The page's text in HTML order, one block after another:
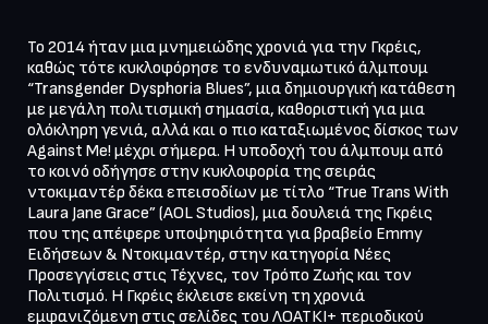
Το 2014 ήταν μια μνημειώδης χρονιά για την Γκρέις,
καθώς τότε κυκλοφόρησε το ενδυναμωτικό άλμπουμ
“Transgender Dysphoria Blues”, μια δημιουργική κατάθεση
με μεγάλη πολιτισμική σημασία, καθοριστική για μια
ολόκληρη γενιά, αλλά και ο πιο καταξιωμένος δίσκος των
Against Me! μέχρι σήμερα. Η υποδοχή του άλμπουμ από
το κοινό οδήγησε στην κυκλοφορία της σειράς
ντοκιμαντέρ δέκα επεισοδίων με τίτλο “True Trans With
Laura Jane Grace” (AOL Studios), μια δουλειά της Γκρέις
που της απέφερε υποψηφιότητα για βραβείο Emmy
Ειδήσεων & Ντοκιμαντέρ, στην κατηγορία Νέες
Προσεγγίσεις στις Τέχνες, τον Τρόπο Ζωής και τον
Πολιτισμό. Η Γκρέις έκλεισε εκείνη τη χρονιά
εμφανιζόμενη στις σελίδες του ΛΟΑΤΚΙ+ περιοδικού